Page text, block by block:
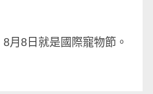
8月8日就是國際寵物節。